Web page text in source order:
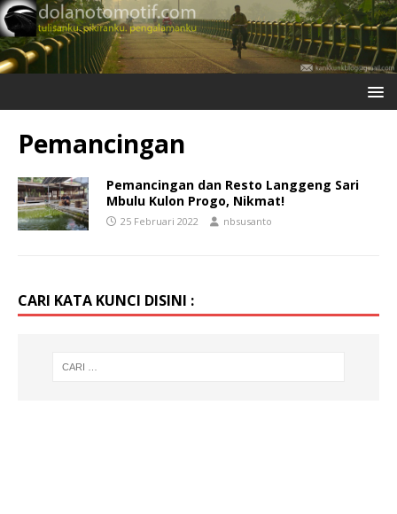
Pemancingan
Pemancingan dan Resto Langgeng Sari
Mbulu Kulon Progo, Nikmat!
25 Februari 2022 nbsusanto
CARI KATA KUNCI DISINI :